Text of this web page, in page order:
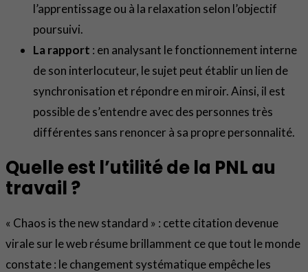
l’apprentissage ou à la relaxation selon l’objectif
poursuivi.
La rapport : en analysant le fonctionnement interne
de son interlocuteur, le sujet peut établir un lien de
synchronisation et répondre en miroir. Ainsi, il est
possible de s’entendre avec des personnes très
différentes sans renoncer à sa propre personnalité.
Quelle est l’utilité de la PNL au
travail ?
« Chaos is the new standard » : cette citation devenue
virale sur le web résume brillamment ce que tout le monde
constate : le changement systématique empêche les